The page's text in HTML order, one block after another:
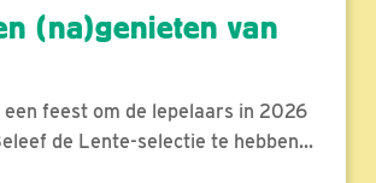
(na)genieten van
een feest om de lepelaars in 2026
de Lente-selectie te hebben...